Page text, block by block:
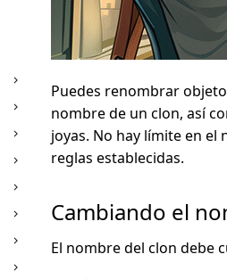
Puedes renombrar
nombre de un clon, así
joyas. No hay límite en el
reglas establecidas.
Cambiando el
El nombre del clon debe